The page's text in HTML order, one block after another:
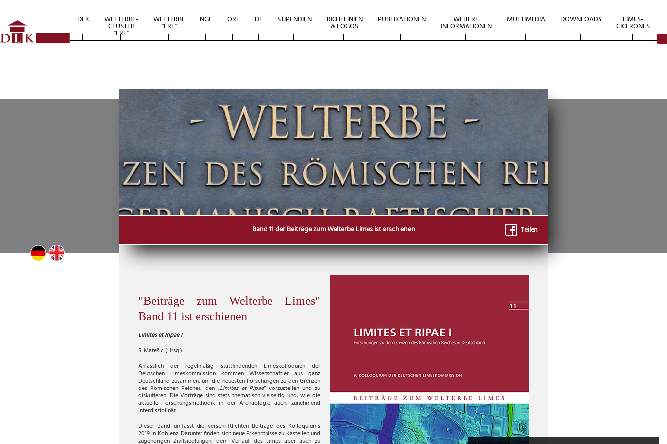
DLK WELTERBE-
CLUSTER
"FRE"
WELTERBE
"FRE"
NGL ORL DL STIPENDIEN RICHTLINIEN
& LOGOS
PUBLIKATIONEN WEITERE
INFORMATIONEN
MULTIMEDIA DOWNLOADS LIMES-
CICERONES
Band 11 der Beiträge zum Welterbe Limes ist erschienen Teilen
"Beiträge zum Welterbe Limes"
Band 11 ist erschienen
Limites et Ripae I
S. Matešic (Hrsg.)
Anlässlich der regelmäßig stattfindenden Limeskolloquien der
Deutschen Limeskommission kommen Wissenschaftler aus ganz
Deutschland zusammen, um die neuesten Forschungen zu den Grenzen
des Römischen Reiches, den „Limites et Ripae“ vorzustellen und zu
diskutieren. Die Vorträge sind stets thematisch vielseitig und, wie die
aktuelle Forschungsmethodik in der Archäologie auch, zunehmend
interdisziplinär.
Dieser Band umfasst die verschriftlichten Beiträge des Kolloquiums
2019 in Koblenz. Darunter finden sich neue Erkenntnisse zu Kastellen und
zugehörigen Zivilsiedlungen, dem Verlauf des Limes aber auch zu